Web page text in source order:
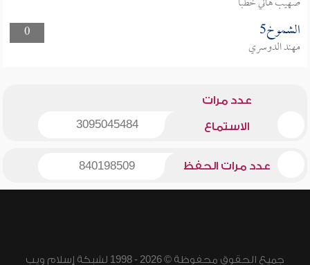
0
الشموخ5
مهند الدوسري
عدد مرات
الاستماع 3095045484
عدد مرات الحفظ 840198509
جميع الحقوق محفوظة © 2026 - 1998 لشبكة إسلام ويب